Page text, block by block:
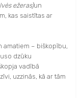
ežeras)un
kas saistītas ar
– biškopību,
dzūku
vadībā
uzzinās, kā ar tām